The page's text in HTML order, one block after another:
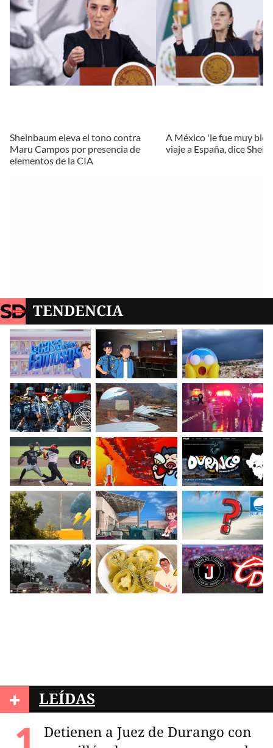
Sheinbaum eleva el tono contra
Maru Campos por presencia de
elementos de la CIA
A México 'le fue muy
viaje a España, dice
TENDENCIA
+ LEÍDAS
Detienen a Juez de Durango con